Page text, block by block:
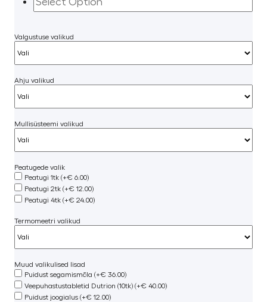
Valgustuse valikud
Ahju valikud
Mullisüsteemi valikud
Peatugede valik
Peatugi 1tk (+€ 6.00)
Peatugi 2tk (+€ 12.00)
Peatugi 4tk (+€ 24.00)
Termomeetri valikud
Muud valikulised lisad
Puidust segamismõla (+€ 36.00)
Veepuhastustabletid Dutrion (10tk) (+€ 40.00)
Puidust joogialus (+€ 12.00)